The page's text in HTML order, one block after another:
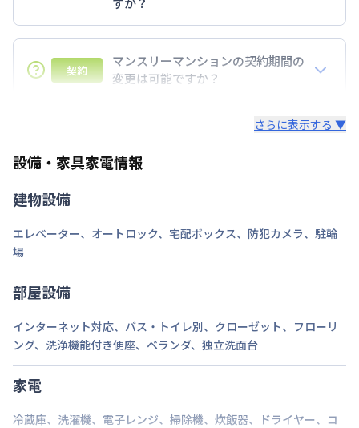
7日以上からのご契約期間ですが1ヶ月（30日）以上
のご契約期間の地域もございますのでお気軽にお問い
合わせください。
契約
マンスリーマンションの契約期間の
変更は可能ですか？
約が入っていなければ、ご対応可能です。その際、再
い。期間の変更がある場合は、できるだけお早めにご
さらに表示する ▼
設備・家具家電情報
建物設備
エレベーター、 オートロック、 宅配ボックス、 防犯カメラ、 駐輪
場
部屋設備
インターネット対応、 バス・トイレ別、 クローゼット、 フローリ
ング、 洗浄機能付き便座、 ベランダ、 独立洗面台
家電
冷蔵庫、 洗濯機、 電子レンジ、 掃除機、 炊飯器、 ドライヤー、 コ